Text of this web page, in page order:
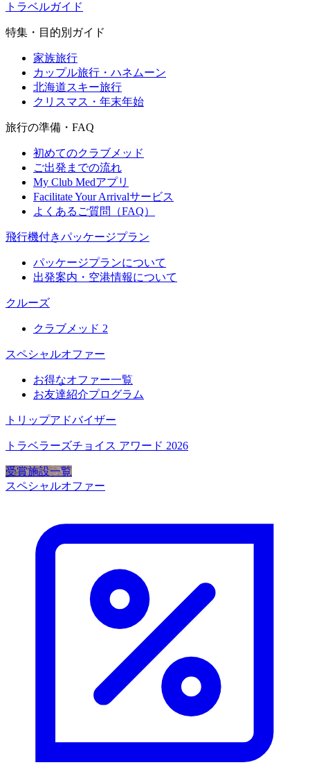
トラベルガイド
特集・目的別ガイド
家族旅行
カップル旅行・ハネムーン
北海道スキー旅行
クリスマス・年末年始
旅行の準備・FAQ
初めてのクラブメッド
ご出発までの流れ
My Club Medアプリ
Facilitate Your Arrivalサービス
よくあるご質問（FAQ）
飛行機付きパッケージプラン
パッケージプランについて
出発案内・空港情報について
クルーズ
クラブメッド 2
スペシャルオファー
お得なオファー一覧
お友達紹介プログラム
トリップアドバイザー
トラベラーズチョイス アワード 2026
受賞施設一覧
スペシャルオファー